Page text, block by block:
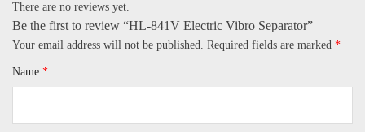
There are no reviews yet.
Be the first to review “HL-841V Electric Vibro Separator​”
Your email address will not be published. Required fields are marked *
Name *